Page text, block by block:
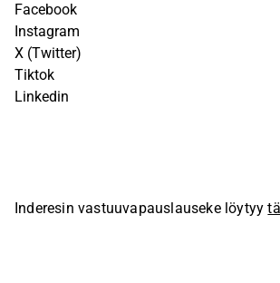
Facebook
Instagram
X (Twitter)
Tiktok
Linkedin
Inderesin vastuuvapauslauseke löytyy